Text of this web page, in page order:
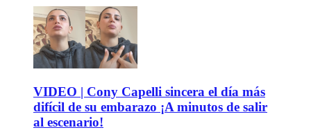
VIDEO | Cony Capelli sincera el día más
difícil de su embarazo ¡A minutos de salir
al escenario!